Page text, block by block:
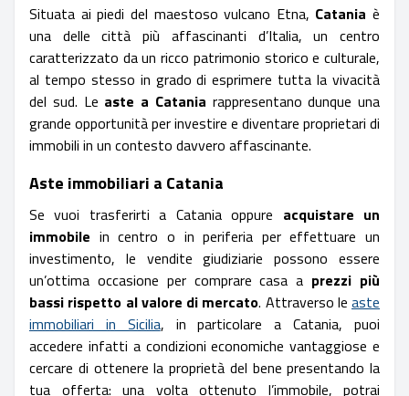
Situata ai piedi del maestoso vulcano Etna, Catania è
una delle città più affascinanti d’Italia, un centro
caratterizzato da un ricco patrimonio storico e culturale,
al tempo stesso in grado di esprimere tutta la vivacità
del sud. Le aste a Catania rappresentano dunque una
grande opportunità per investire e diventare proprietari di
immobili in un contesto davvero affascinante.
Aste immobiliari a Catania
Se vuoi trasferirti a Catania oppure acquistare un
immobile in centro o in periferia per effettuare un
investimento, le vendite giudiziarie possono essere
un’ottima occasione per comprare casa a prezzi più
bassi rispetto al valore di mercato. Attraverso le aste
immobiliari in Sicilia, in particolare a Catania, puoi
accedere infatti a condizioni economiche vantaggiose e
cercare di ottenere la proprietà del bene presentando la
tua offerta: una volta ottenuto l’immobile, potrai